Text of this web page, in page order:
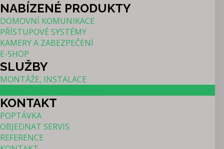
NABÍZENÉ PRODUKTY
DOMOVNÍ KOMUNIKACE
PŘÍSTUPOVÉ SYSTÉMY
KAMERY A ZABEZPEČENÍ
E-SHOP
SLUŽBY
MONTÁŽE, INSTALACE
KONTAKT
POPTÁVKA
OBJEDNAT SERVIS
REFERENCE